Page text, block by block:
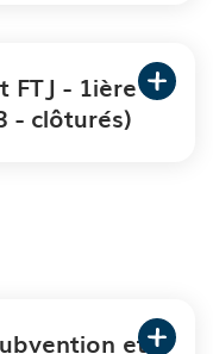
FTJ - 1ière
- clôturés)
et